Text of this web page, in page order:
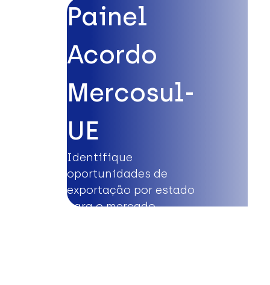
Painel
Acordo
Mercosul-
UE
Identifique
oportunidades de
exportação por estado
para o mercado